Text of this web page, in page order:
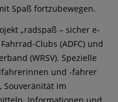
Spaß fortzubewegen.
„radspaß – sicher e-
Clubs (ADFC) und
(WRSV). Spezielle
und -fahrer
Souveränität im